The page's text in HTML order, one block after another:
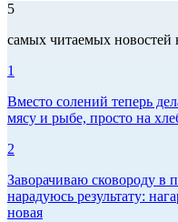
5
самых читаемых новостей
1
Вместо солений теперь
мясу и рыбе, просто на
2
Заворачиваю сковороду в
нарадуюсь результату:
новая